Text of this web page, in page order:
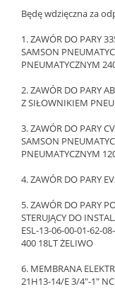
Będę wdzięczna za
1. ZAWÓR DO PARY
SAMSON
PNEUMATYCZNYM
2. ZAWÓR DO PARY
Z SIŁOWNIKIEM
3. ZAWÓR DO PARY
SAMSON
PNEUMATYCZNYM
4. ZAWÓR DO PARY
5. ZAWÓR DO PARY
STERUJĄCY DO
ESL-13-06-00-01-62-
400 18LT ŻELIWO
6. MEMBRANA
21H13-14/E 3/4"-1" NC